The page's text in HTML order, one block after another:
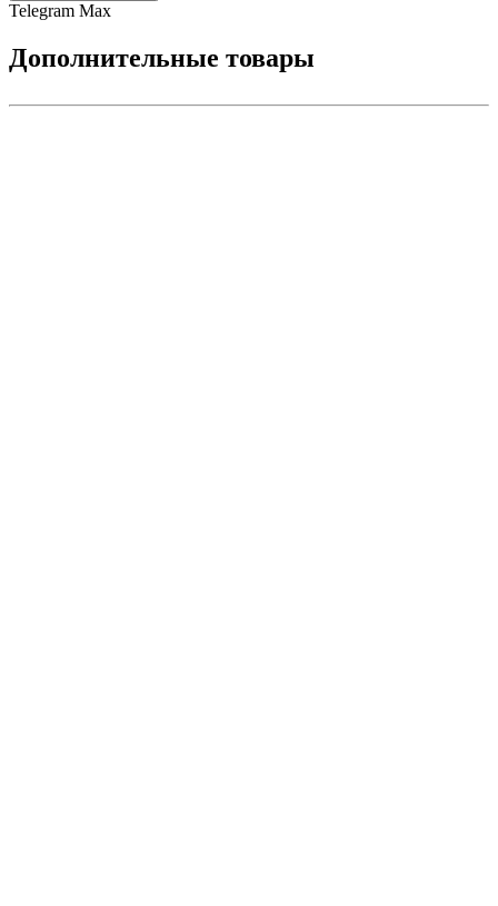
Telegram Max
Дополнительные товары